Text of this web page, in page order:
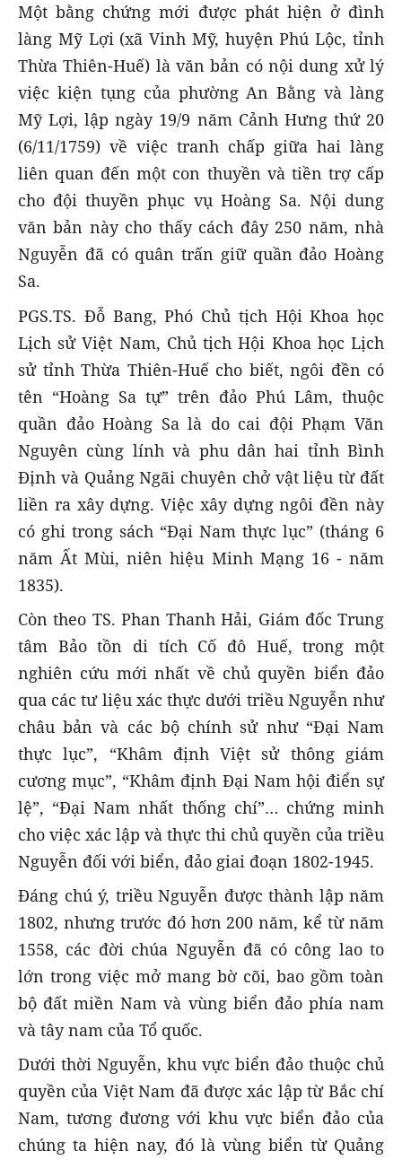
Một bằng chứng mới được phát hiện ở đình
làng Mỹ Lợi (xã Vinh Mỹ, huyện Phú Lộc, tỉnh
Thừa Thiên-Huế) là văn bản có nội dung xử lý
việc kiện tụng của phường An Bằng và làng
Mỹ Lợi, lập ngày 19/9 năm Cảnh Hưng thứ 20
(6/11/1759) về việc tranh chấp giữa hai làng
liên quan đến một con thuyền và tiền trợ cấp
cho đội thuyền phục vụ Hoàng Sa. Nội dung
văn bản này cho thấy cách đây 250 năm, nhà
Nguyễn đã có quân trấn giữ quần đảo Hoàng
Sa.
PGS.TS. Đỗ Bang, Phó Chủ tịch Hội Khoa học
Lịch sử Việt Nam, Chủ tịch Hội Khoa học Lịch
sử tỉnh Thừa Thiên-Huế cho biết, ngôi đền có
tên “Hoàng Sa tự” trên đảo Phú Lâm, thuộc
quần đảo Hoàng Sa là do cai đội Phạm Văn
Nguyên cùng lính và phu dân hai tỉnh Bình
Định và Quảng Ngãi chuyên chở vật liệu từ đất
liền ra xây dựng. Việc xây dựng ngôi đền này
có ghi trong sách “Đại Nam thực lục” (tháng 6
năm Ất Mùi, niên hiệu Minh Mạng 16 - năm
1835).
Còn theo TS. Phan Thanh Hải, Giám đốc Trung
tâm Bảo tồn di tích Cố đô Huế, trong một
nghiên cứu mới nhất về chủ quyền biển đảo
qua các tư liệu xác thực dưới triều Nguyễn như
châu bản và các bộ chính sử như “Đại Nam
thực lục”, “Khâm định Việt sử thông giám
cương mục”, “Khâm định Đại Nam hội điển sự
lệ”, “Đại Nam nhất thống chí”… chứng minh
cho việc xác lập và thực thi chủ quyền của triều
Nguyễn đối với biển, đảo giai đoạn 1802-1945.
Đáng chú ý, triều Nguyễn được thành lập năm
1802, nhưng trước đó hơn 200 năm, kể từ năm
1558, các đời chúa Nguyễn đã có công lao to
lớn trong việc mở mang bờ cõi, bao gồm toàn
bộ đất miền Nam và vùng biển đảo phía nam
và tây nam của Tổ quốc.
Dưới thời Nguyễn, khu vực biển đảo thuộc chủ
quyền của Việt Nam đã được xác lập từ Bắc chí
Nam, tương đương với khu vực biển đảo của
chúng ta hiện nay, đó là vùng biển từ Quảng